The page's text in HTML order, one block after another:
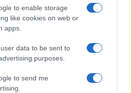
to enable storage
like cookies on web or
apps.
data to be sent to
purposes.
to send me
la strada del
più che concreto di
di ospedalizzazioni e
sempre è una buona idea
al nemico sconfitto, pur